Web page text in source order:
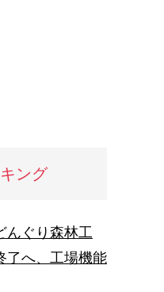
ング
んぐり森林工
了へ、工場機能